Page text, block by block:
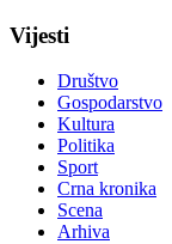
Vijesti
Društvo
Gospodarstvo
Kultura
Politika
Sport
Crna kronika
Scena
Arhiva